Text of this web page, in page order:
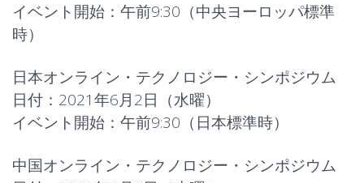
イベント開始：午前9:30（中央ヨーロッパ標準
時）
日本オンライン・テクノロジー・シンポジウム
日付：2021年6月2日（水曜）
イベント開始：午前9:30（日本標準時）
中国オンライン・テクノロジー・シンポジウム